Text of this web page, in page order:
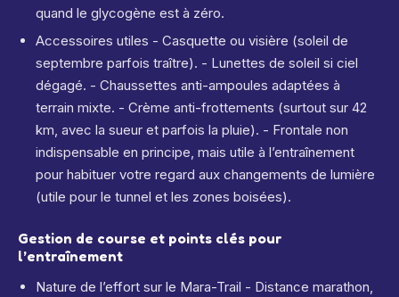
quand le glycogène est à zéro.
Accessoires utiles - Casquette ou visière (soleil de
septembre parfois traître). - Lunettes de soleil si ciel
dégagé. - Chaussettes anti-ampoules adaptées à
terrain mixte. - Crème anti-frottements (surtout sur 42
km, avec la sueur et parfois la pluie). - Frontale non
indispensable en principe, mais utile à l’entraînement
pour habituer votre regard aux changements de lumière
(utile pour le tunnel et les zones boisées).
Gestion de course et points clés pour
l’entraînement
Nature de l’effort sur le Mara-Trail - Distance marathon,